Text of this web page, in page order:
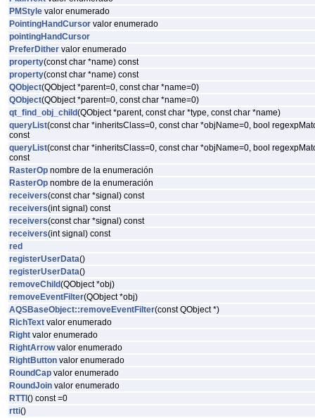
PMStyle valor enumerado
PointingHandCursor valor enumerado
pointingHandCursor
PreferDither valor enumerado
property(const char *name) const
property(const char *name) const
QObject(QObject *parent=0, const char *name=0)
QObject(QObject *parent=0, const char *name=0)
qt_find_obj_child(QObject *parent, const char *type, const char *name)
queryList(const char *inheritsClass=0, const char *objName=0, bool
const
queryList(const char *inheritsClass=0, const char *objName=0, bool
const
RasterOp nombre de la enumeración
RasterOp nombre de la enumeración
receivers(const char *signal) const
receivers(int signal) const
receivers(const char *signal) const
receivers(int signal) const
red
registerUserData()
registerUserData()
removeChild(QObject *obj)
removeEventFilter(QObject *obj)
AQSBaseObject::removeEventFilter(const QObject *)
RichText valor enumerado
Right valor enumerado
RightArrowvalor enumerado
RightButton valor enumerado
RoundCap valor enumerado
RoundJoin valor enumerado
RTTI() const =0
rtti()